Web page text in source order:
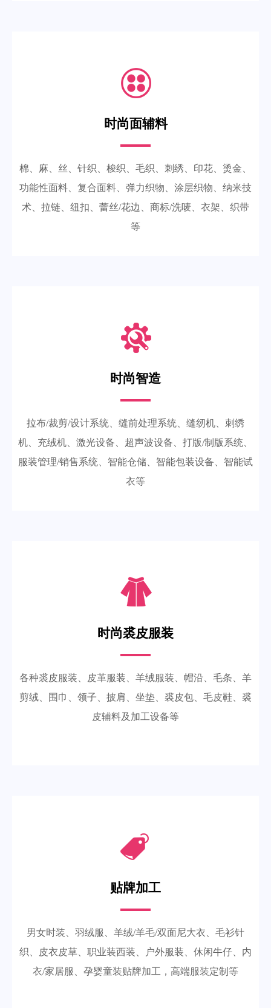
时尚面辅料
棉、麻、丝、针织、梭织、毛织、刺绣、印花、烫金、
功能性面料、复合面料、弹力织物、涂层织物、纳米技
术、拉链、纽扣、蕾丝/花边、商标/洗唛、衣架、织带
等
时尚智造
拉布/裁剪/设计系统、缝前处理系统、缝纫机、刺绣
机、充绒机、激光设备、超声波设备、打版/制版系统、
服装管理/销售系统、智能仓储、智能包装设备、智能试
衣等
时尚裘皮服装
各种裘皮服装、皮革服装、羊绒服装、帽沿、毛条、羊
剪绒、围巾、领子、披肩、坐垫、裘皮包、毛皮鞋、裘
皮辅料及加工设备等
贴牌加工
男女时装、羽绒服、羊绒/羊毛/双面尼大衣、毛衫针
织、皮衣皮草、职业装西装、户外服装、休闲牛仔、内
衣/家居服、孕婴童装贴牌加工，高端服装定制等